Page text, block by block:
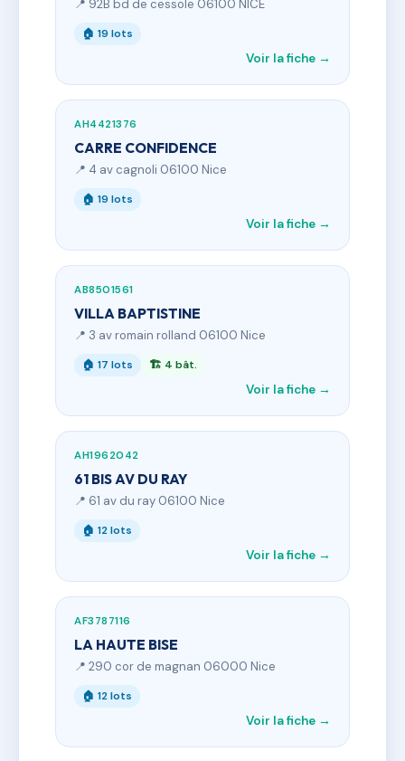
📍 92B bd de cessole 06100 NICE
🏠 19 lots
Voir la fiche →
AH4421376
CARRE CONFIDENCE
📍 4 av cagnoli 06100 Nice
🏠 19 lots
Voir la fiche →
AB8501561
VILLA BAPTISTINE
📍 3 av romain rolland 06100 Nice
🏠 17 lots 🏗 4 bât.
Voir la fiche →
AH1962042
61 BIS AV DU RAY
📍 61 av du ray 06100 Nice
🏠 12 lots
Voir la fiche →
AF3787116
LA HAUTE BISE
📍 290 cor de magnan 06000 Nice
🏠 12 lots
Voir la fiche →